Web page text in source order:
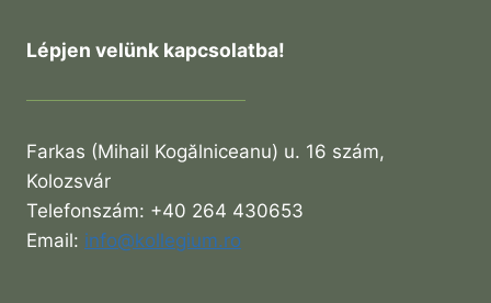
Lépjen velünk kapcsolatba!
Farkas (Mihail Kogălniceanu) u. 16 szám,
Kolozsvár
Telefonszám: +40 264 430653
Email: info@kollegium.ro